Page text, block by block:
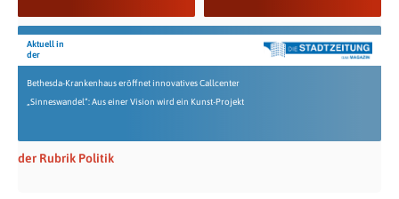
Aktuell in
der
Bethesda-Krankenhaus eröffnet innovatives Callcenter
„Sinneswandel“: Aus einer Vision wird ein Kunst-Projekt
der Rubrik Politik